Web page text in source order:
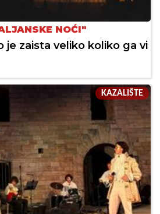
NOĆI"
je zaista veliko koliko ga vi
KAZALIŠTE